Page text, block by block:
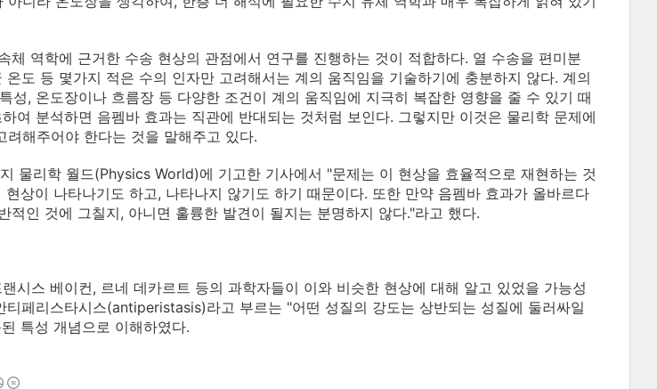
체 역학에 근거한 수송 현상의 관점에서 연구를 진행하는 것이 적합하다. 열 수송을 편미분
도 등 몇가지 적은 수의 인자만 고려해서는 계의 움직임을 기술하기에 충분하지 않다. 계의
성, 온도장이나 흐름장 등 다양한 조건이 계의 움직임에 지극히 복잡한 영향을 줄 수 있기 때
여 분석하면 음펨바 효과는 직관에 반대되는 것처럼 보인다. 그렇지만 이것은 물리학 문제에
해주어야 한다는 것을 말해주고 있다.
물리학 월드(Physics World)에 기고한 기사에서 "문제는 이 현상을 효율적으로 재현하는 것
상이 나타나기도 하고, 나타나지 않기도 하기 때문이다. 또한 만약 음펨바 효과가 올바르다
적인 것에 그칠지, 아니면 훌륭한 발견이 될지는 분명하지 않다."라고 했다.
시스 베이컨, 르네 데카르트 등의 과학자들이 이와 비슷한 현상에 대해 알고 있었을 가능성
티페리스타시스(antiperistasis)라고 부르는 "어떤 성질의 강도는 상반되는 성질에 둘러싸일
특성 개념으로 이해하였다.